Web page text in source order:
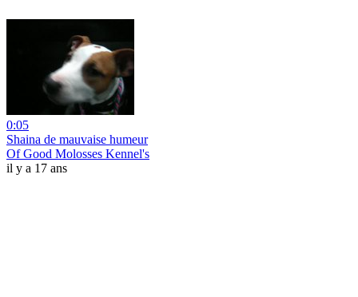
0:05
Shaina de mauvaise humeur
Of Good Molosses Kennel's
il y a 17 ans